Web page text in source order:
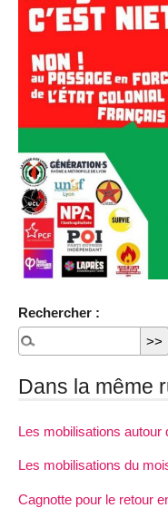
Rechercher :
Dans la même
Les mobilisations autour
Les mobilisations du
Cagnotte pour le retour